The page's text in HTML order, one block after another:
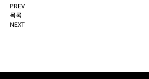
PREV
목록
NEXT